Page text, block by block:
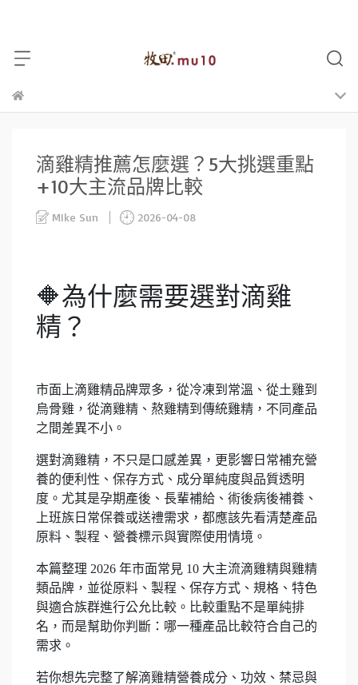
滴雞精推薦怎麼選？5大挑選重點
+10大主流品牌比較
MIke Sun 2026-04-08
🔶為什麼需要選對滴雞
精？
市面上滴雞精品牌眾多，從冷凍到常溫、從土雞到
烏骨雞，從滴雞精、熬雞精到傳統雞精，不同產品
之間差異不小。
選對滴雞精，不只是口感差異，更影響日常補充營
養的便利性、保存方式、成分單純度與品質透明
度。尤其是孕期產後、長輩補給、術後病後補養、
上班族日常保養或送禮需求，都應該先看清楚產品
原料、製程、營養標示與實際使用情境。
本篇整理 2026 年市面常見 10 大主流滴雞精與雞精
類品牌，並從原料、製程、保存方式、規格、特色
與適合族群進行公允比較。比較重點不是單純排
名，而是幫助你判斷：哪一種產品比較符合自己的
需求。
若你想先完整了解滴雞精營養成分、功效、禁忌與